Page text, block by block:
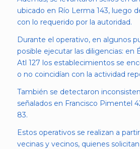
ubicado en Río Lerma 143, luego
con lo requerido por la autoridad.
Durante el operativo, en algunos
posible ejecutar las diligencias: en
Atl 127 los establecimientos se
o no coincidían con la actividad
También se detectaron
señalados en Francisco Pimentel
83.
Estos operativos se realizan a
vecinas y vecinos, quienes